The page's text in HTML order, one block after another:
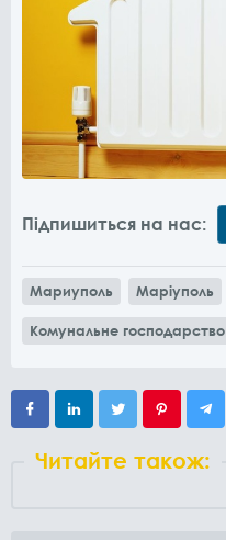
Підпишиться на нас:
Мариуполь Маріуполь
Комунальне господарство
Читайте також: